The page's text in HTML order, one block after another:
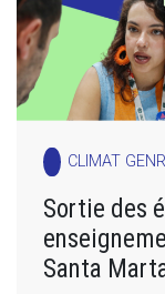
CLIMAT
Sortie des
Santa